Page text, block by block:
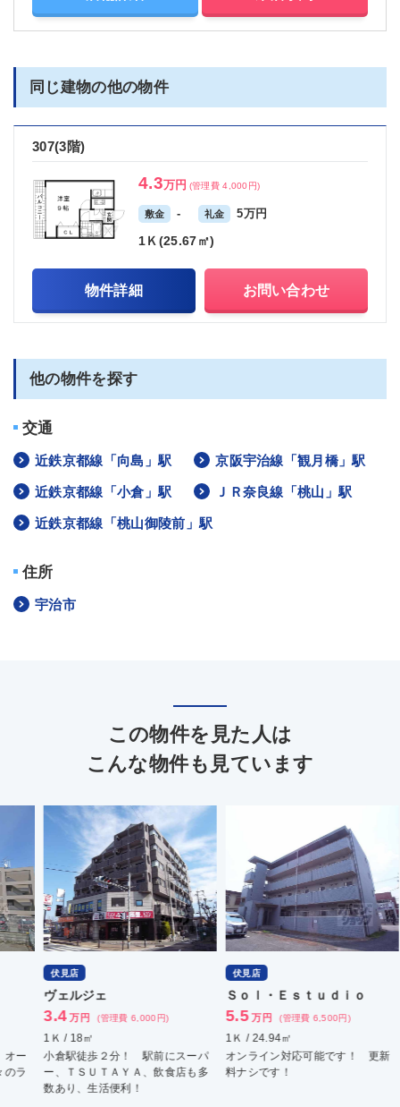
同じ建物の他の物件
307(3階)
4.3万円 (管理費 4,000円)
敷金 - 礼金 5万円
1Ｋ(25.67㎡)
物件詳細 お問い合わせ
他の物件を探す
交通
近鉄京都線「向島」駅 京阪宇治線「観月橋」駅
近鉄京都線「小倉」駅 ＪＲ奈良線「桃山」駅
近鉄京都線「桃山御陵前」駅
住所
宇治市
この物件を見た人は
こんな物件も見ています
ヴェルジェ
万円 (管理費 6,000円)
1Ｋ / 18㎡
小倉駅徒歩２分！ 駅前にスーパ
ー、ＴＳＵＴＡＹＡ、飲食店も多
数あり、生活便利！
Ｓｏｌ・Ｅｓｔｕｄｉｏ
万円 (管理費 6,500円)
1Ｋ / 24.94㎡
オンライン対応可能です！ 更新
料ナシです！
２